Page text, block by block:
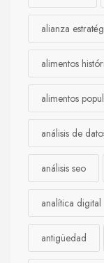
alianza
alimentos
alimentos
análisis de
análisis seo
analítica digital
antigüedad